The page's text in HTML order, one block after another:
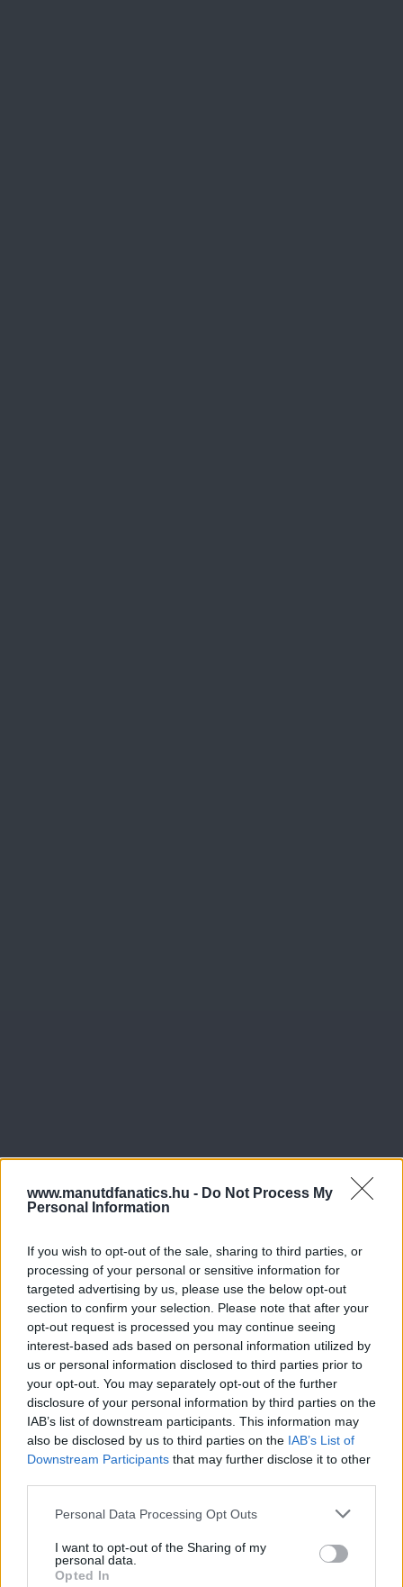
www.manutdfanatics.hu - Do Not Process My
Personal Information
If you wish to opt-out of the sale, sharing to third parties, or
processing of your personal or sensitive information for
targeted advertising by us, please use the below opt-out
section to confirm your selection. Please note that after your
opt-out request is processed you may continue seeing
interest-based ads based on personal information utilized by
us or personal information disclosed to third parties prior to
your opt-out. You may separately opt-out of the further
disclosure of your personal information by third parties on the
IAB’s list of downstream participants. This information may
also be disclosed by us to third parties on the IAB’s List of
Downstream Participants that may further disclose it to other
Please note that this website/app uses one or more Google
not limited to your visit or usage behaviour. You may click to
grant or deny consent to Google and its third-party tags to
Personal Data Processing Opt Outs
I want to opt-out of the Sharing of my
personal data.
Opted In